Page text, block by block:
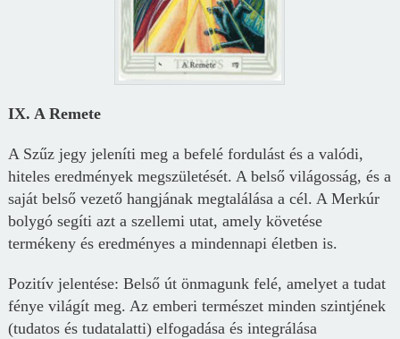
IX. A Remete
A Szűz jegy jeleníti meg a befelé fordulást és a valódi,
hiteles eredmények megszületését. A belső világosság, és a
saját belső vezető hangjának megtalálása a cél. A Merkúr
bolygó segíti azt a szellemi utat, amely követése
termékeny és eredményes a mindennapi életben is.
Pozitív jelentése: Belső út önmagunk felé, amelyet a tudat
fénye világít meg. Az emberi természet minden szintjének
(tudatos és tudatalatti) elfogadása és integrálása